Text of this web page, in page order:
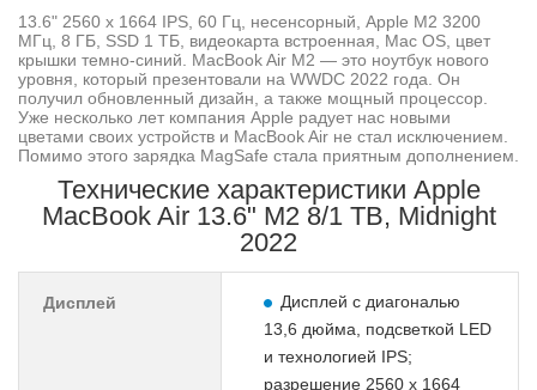
13.6" 2560 x 1664 IPS, 60 Гц, несенсорный, Apple M2 3200
МГц, 8 ГБ, SSD 1 TБ, видеокарта встроенная, Mac OS, цвет
крышки темно-синий. MacBook Air M2 — это ноутбук нового
уровня, который презентовали на WWDC 2022 года. Он
получил обновленный дизайн, а также мощный процессор.
Уже несколько лет компания Apple радует нас новыми
цветами своих устройств и MacBook Air не стал исключением.
Помимо этого зарядка MagSafe стала приятным дополнением.
Технические характеристики Apple
MacBook Air 13.6" M2 8/1 TB, Midnight
2022
Дисплей
Дисплей с диагональю
13,6 дюйма, подсветкой LED
и технологией IPS;
разрешение 2560 x 1664